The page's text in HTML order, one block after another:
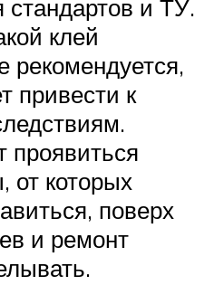
стандартов и ТУ.
клей
рекомендуется,
привести к
проявиться
от которых
поверх
и ремонт